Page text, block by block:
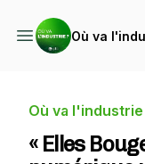
Où va
Où va l'industrie
« Elles